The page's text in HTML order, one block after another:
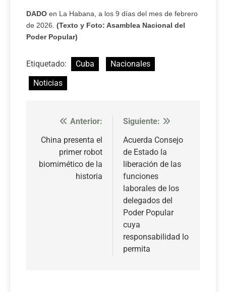
DADO en La Habana, a los 9 días del mes de febrero
de 2026. (Texto y Foto: Asamblea Nacional del
Poder Popular)
Etiquetado: Cuba
Nacionales
Noticias
Navegación
de
entradas
Anterior:
China presenta el
primer robot
biomimético de la
historia
Siguiente:
Acuerda Consejo
de Estado la
liberación de las
funciones
laborales de los
delegados del
Poder Popular
cuya
responsabilidad lo
permita